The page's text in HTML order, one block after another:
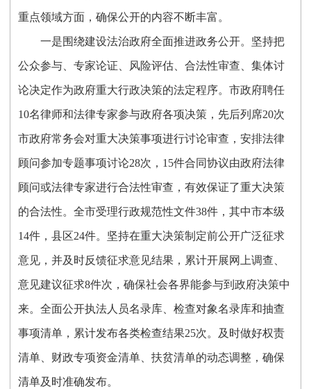
重点领域方面，确保公开的内容不断丰富。
一是围绕建设法治政府全面推进政务公开。 坚持把
公众参与、专家论证、风险评估、合法性审查、集体讨
论决定作为政府重大行政决策的法定程序。市政府聘任
10名律师和法律专家参与政府各项决策，先后列席20次
市政府常务会对重大决策事项进行讨论审查，安排法律
顾问参加专题事项讨论28次，15件合同协议由政府法律
顾问或法律专家进行合法性审查，有效保证了重大决策
的合法性。全市受理行政规范性文件38件，其中市本级
14件，县区24件。坚持在重大决策制定前公开广泛征求
意见，并及时反馈征求意见结果，累计开展网上调查、
意见建议征求8件次，确保社会各界能参与到政府决策中
来。全面公开执法人员名录库、检查对象名录库和抽查
事项清单，累计发布各类检查结果25次。及时做好权责
清单、财政专项资金清单、扶贫清单的动态调整，确保
清单及时准确发布。